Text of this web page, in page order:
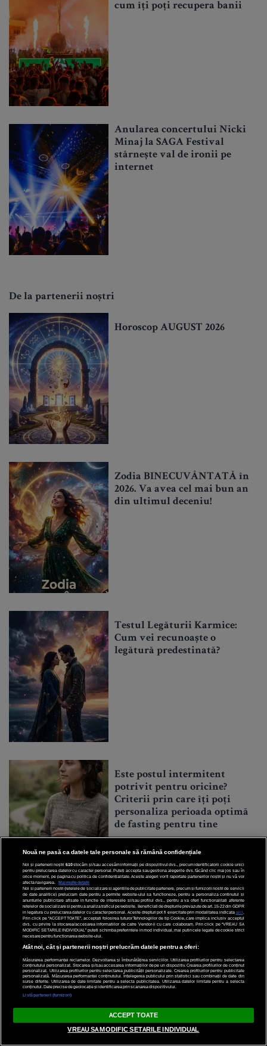
cum îți poți recupera banii
Anularea concertului Nicki
Minaj la SAGA Festival
stârnește val de ironii pe
internet
De la partenerii noștri
Horoscop AUGUST 2026
Zodia BINECUVÂNTATĂ în
2026. Va avea cel mai bun an
din ultimul deceniu!
Testul Legăturii Karmice:
Cum vei recunoaște o
legătură predestinată?
Este postul intermitent
potrivit pentru oricine?
Criterii prin care îți poți
personaliza perioada optimă
de fasting pentru tine
Sânziana Stoican și „Comedia
haosul contemporan și teatrul
care ne obligă să ne privim
mai atent
Nouă ne pasă ca datele tale personale să rămână confidențiale
Noi și partenerii noștri 610stocăm și/sau accesăm informații pe dispozitivul dvs., precum identificatorii cookie unici
pentru prelucrarea datelor cu caracter personal. Puteți accepta sau gestiona alegerile dvs. făcând clic mai jos sau în
orice moment, pe pagina cu politica de confidențialitate. Aceste alegeri vor fi raportate partenerilor noștri și nu vă vor
afecta navigarea.
Mai multe detalii
Noi si partenerii nostri (retelele de socializare si agentiile de publicitate partenere, precum si furnizorii nostri de servicii
de date analitice) prelucram date pentru a permite website-ului sa functioneze, pentru a personaliza continutul si
anunturile publicitare afisate in functie de interesele si/sau profilul dvs., pentru a va oferi functionalitati aferente
retelelor de socializare si pentru a analiza traficul pe website. Beneficiati de drepturile prevazute de art. 15-22 din GDPR
in legatura cu prelucrarea datelor cu caracter personal. Aceste drepturi pot fi exercitate prin modalitatea indicata aici
Prin click pe “ACCEPT TOATE”, acceptati folosirea tuturor Tehnologiilor de tip Cookie, care implica inclusiv acceptul
dvs. cu privire la stocarea/accesarea informatiilor de catre Vendor-ii cu care colaboram. Prin click pe “VREAU SA
MODIFIC SETARILE INDIVIDUAL” puteti schimba preferintele in mod individual, mai putin cele legate de cookie strict
necesare pentru functionarea website-ului.
Atât noi, cât și partenerii noștri prelucrăm datele pentru a oferi:
Măsurarea performanței reclamelor. Dezvoltarea și îmbunătățirea serviciilor. Utilizarea profilurilor pentru selectarea
conținutului personalizat. Stocarea și/sau accesarea informațiilor de pe un dispozitiv. Crearea profilurilor de conținut
personalizat. Utilizarea profilurilor pentru selectarea publicității personalizate. Crearea profilurilor pentru publicitate
personalizată. Măsurarea performanței conținutului. Înțelegerea publicului prin statistici sau combinații de date din
surse diferite. Utilizarea de date limitate pentru a selecta publicitatea. Utilizarea datelor limitate pentru a selecta
conținutul. Date precise de geolocație și identificarea prin scanarea dispozitivului.
Listă parteneri (furnizori)
ACCEPT TOATE
VREAU SA MODIFIC SETARILE INDIVIDUAL